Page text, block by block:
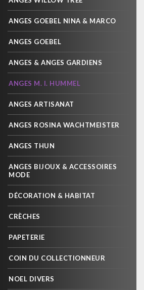
ANGES GOEBEL NINA & MARCO
ANGES GOEBEL
ANGES & ANGES GARDIENS
ANGES M. I. HUMMEL
ANGES ARTISANAT
ANGES ROSINA WACHTMEISTER
ANGES THUN
ANGES BIJOUX & ACCESSOIRES
MODE
DÉCORATION & HABITAT
CRÈCHES
PAPETERIE
COIN DU COLLECTIONNEUR
NOEL DIVERS